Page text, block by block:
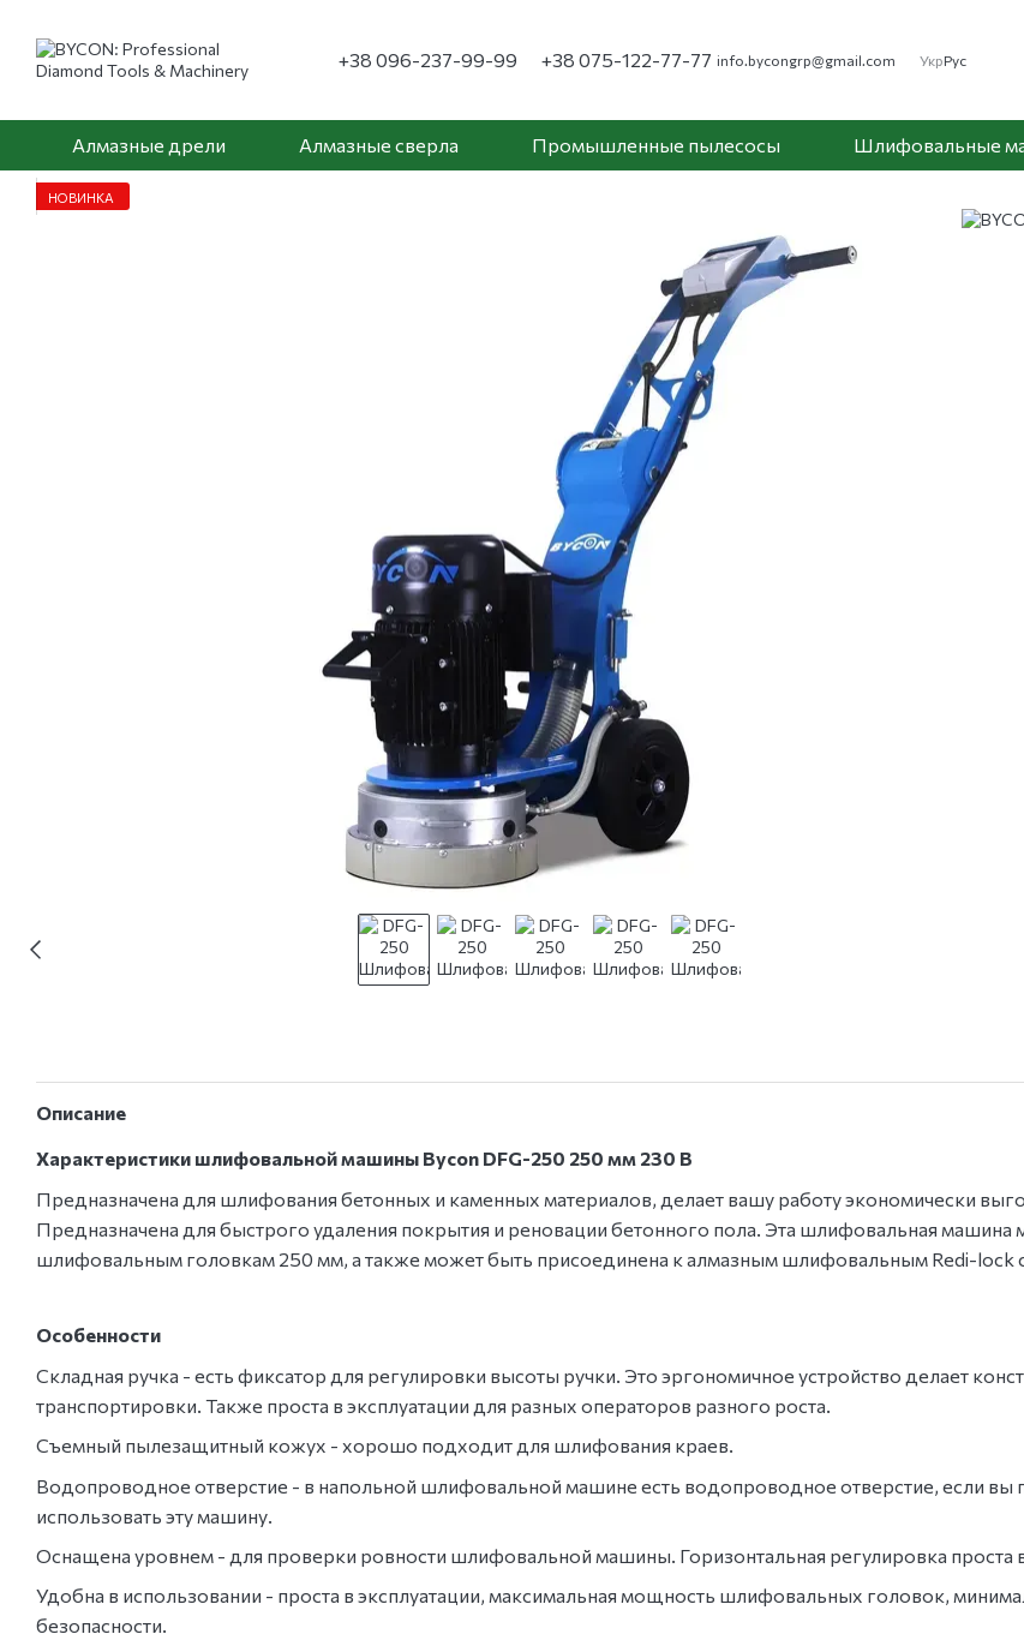
+38 096-237-99-99 +38 075-122-77-77 info.bycongrp@gmail.com УкрРус
Алмазные дрели Алмазные сверла Промышленные пылесосы Шлифовальные
НОВИНКА
Описание
Характеристики шлифовальной машины Bycon DFG-250 250 мм 230 В
Предназначена для шлифования бетонных и каменных материалов, делает вашу работу экономически
Предназначена для быстрого удаления покрытия и реновации бетонного пола. Эта шлифовальная
шлифовальным головкам 250 мм, а также может быть присоединена к алмазным шлифовальным Redi-lock
Особенности
Складная ручка - есть фиксатор для регулировки высоты ручки. Это эргономичное устройство делает
транспортировки. Также проста в эксплуатации для разных операторов разного роста.
Съемный пылезащитный кожух - хорошо подходит для шлифования краев.
Водопроводное отверстие - в напольной шлифовальной машине есть водопроводное отверстие, если
использовать эту машину.
Оснащена уровнем - для проверки ровности шлифовальной машины. Горизонтальная регулировка проста
Удобна в использовании - проста в эксплуатации, максимальная мощность шлифовальных головок,
безопасности.